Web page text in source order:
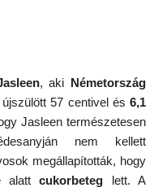
, aki Németország
57 centivel és 6,1
Jasleen természetesen
nem kellett
megállapították, hogy
alattcukorbeteg lett. A